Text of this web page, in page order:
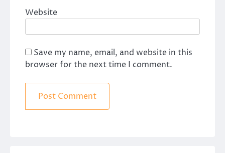
Website
Save my name, email, and website in this
browser for the next time I comment.